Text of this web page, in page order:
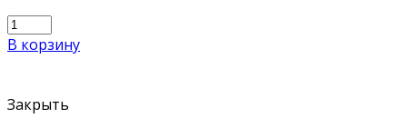
В корзину
Закрыть